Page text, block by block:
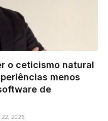
o ceticismo natural
menos
de
22, 2026